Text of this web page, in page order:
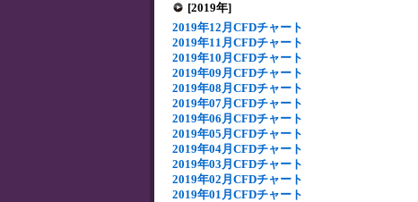
[2019年]
2019年12月CFDチャート
2019年11月CFDチャート
2019年10月CFDチャート
2019年09月CFDチャート
2019年08月CFDチャート
2019年07月CFDチャート
2019年06月CFDチャート
2019年05月CFDチャート
2019年04月CFDチャート
2019年03月CFDチャート
2019年02月CFDチャート
2019年01月CFDチャート